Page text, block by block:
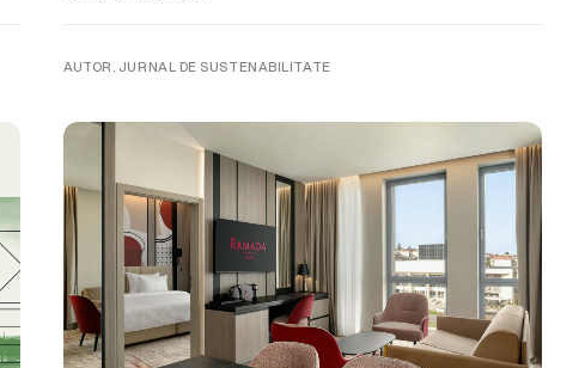
AUTOR. JURNAL DE SUSTENABILITATE